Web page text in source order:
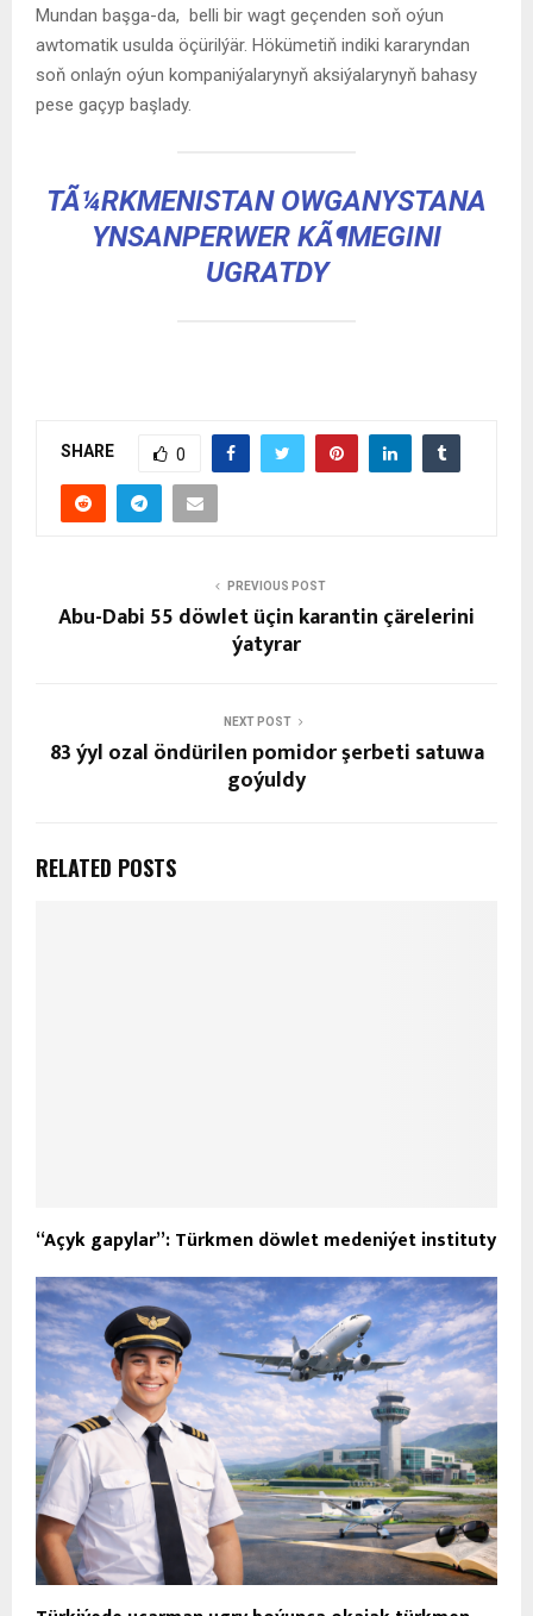
Mundan başga-da, belli bir wagt geçenden soň oýun
awtomatik usulda öçürilýär. Hökümetiň indiki kararyndan
soň onlaýn oýun kompaniýalarynyň aksiýalarynyň bahasy
pese gaçyp başlady.
TÃ¼RKMENISTAN OWGANYSTANA
YNSANPERWER KÃ¶MEGINI
UGRATDY
SHARE 0
PREVIOUS POST
Abu-Dabi 55 döwlet üçin karantin çärelerini
ýatyrar
NEXT POST
83 ýyl ozal öndürilen pomidor şerbeti satuwa
goýuldy
RELATED POSTS
“Açyk gapylar”: Türkmen döwlet medeniýet instituty